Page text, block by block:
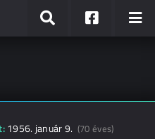
1956. január 9. (70 éves)